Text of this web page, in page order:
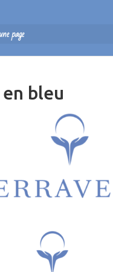
page
bleu